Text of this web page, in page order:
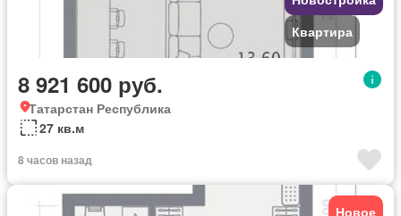
Квартира
8 921 600 руб.
Татарстан Республика
27 кв.м
8 часов назад
Новое